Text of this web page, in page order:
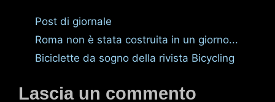
Categorie
Post di giornale
Roma non è stata costruita in un giorno...
Biciclette da sogno della rivista Bicycling
Lascia un commento